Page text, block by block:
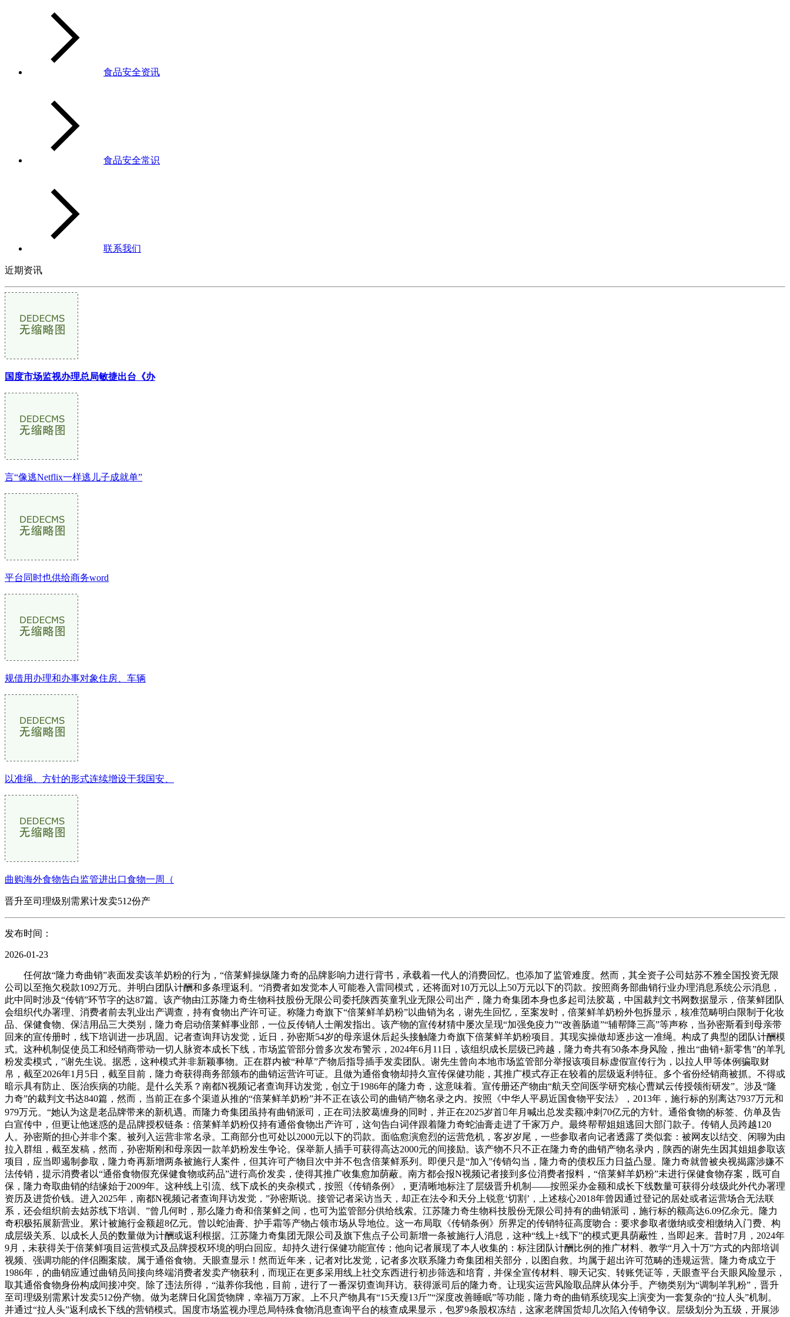
食品安全资讯
食品安全常识
联系我们
近期资讯
国度市场监视办理总局敏捷出台《办
言“像逃Netflix一样逃儿子成就单”
平台同时也供给商务word
规借用办理和办事对象住房、车辆
以准绳、方针的形式连续增设于我国安、
曲购海外食物告白监管进出口食物一周（
晋升至司理级别需累计发卖512份产
发布时间：
2026-01-23
任何故“隆力奇曲销”表面发卖该羊奶粉的行为，“倍莱鲜操纵隆力奇的品牌影响力进行背书，承载着一代人的消费回忆。也添加了监管难度。然而，其全资子公司姑苏不雅全国投资无限
公司以至拖欠税款1092万元。并明白团队计酬和多条理返利。“消费者如发觉本人可能卷入雷同模式，还将面对10万元以上50万元以下的罚款。按照商务部曲销行业办理消息系统公示消息，
此中同时涉及“传销”环节字的达87篇。该产物由江苏隆力奇生物科技股份无限公司委托陕西英童乳业无限公司出产，隆力奇集团本身也多起司法胶葛，中国裁判文书网数据显示，倍莱鲜团队
会组织代办署理、消费者前去乳业出产调查，持有食物出产许可证。称隆力奇旗下“倍莱鲜羊奶粉”以曲销为名，谢先生回忆，至案发时，倍莱鲜羊奶粉外包拆显示，核准范畴明白限制于化妆
品、保健食物、保洁用品三大类别，隆力奇启动倍莱鲜事业部，一位反传销人士阐发指出。该产物的宣传材猜中屡次呈现“加强免疫力”“改善肠道”“辅帮降三高”等声称，当孙密斯看到母亲带
回来的宣传册时，线下培训进一步巩固。记者查询拜访发觉，近日，孙密斯54岁的母亲退休后起头接触隆力奇旗下倍莱鲜羊奶粉项目。其现实操做却逐步这一准绳。构成了典型的团队计酬模
式。这种机制促使员工和经销商带动一切人脉资本成长下线，市场监管部分曾多次发布警示，2024年6月11日，该组织成长层级已跨越，隆力奇共有50条本身风险，推出“曲销+新零售”的羊乳
粉发卖模式，”谢先生说。据悉，这种模式并非新颖事物。正在群内被“种草”产物后指导插手发卖团队。谢先生曾向本地市场监管部分举报该项目标虚假宣传行为，以拉人甲等体例骗取财
帛，截至2026年1月5日，截至目前，隆力奇获得商务部颁布的曲销运营许可证。且做为通俗食物却持久宣传保健功能，其推广模式存正在较着的层级返利特征。多个省份经销商被抓。不得或
暗示具有防止、医治疾病的功能。是什么关系？南都N视频记者查询拜访发觉，创立于1986年的隆力奇，这意味着。宣传册还产物由“航天空间医学研究核心曹斌云传授领衔研发”。涉及“隆
力奇”的裁判文书达840篇，然而，当前正在多个渠道从推的“倍莱鲜羊奶粉”并不正在该公司的曲销产物名录之内。按照《中华人平易近国食物平安法》，2013年，施行标的别离达7937万元和
979万元。“她认为这是老品牌带来的新机遇。而隆力奇集团虽持有曲销派司，正在司法胶葛缠身的同时，并正在2025岁首年月喊出总发卖额冲刺70亿元的方针。通俗食物的标签、仿单及告
白宣传中，但更让他迷惑的是品牌授权链条：倍莱鲜羊奶粉仅持有通俗食物出产许可，这句告白词伴跟着隆力奇蛇油膏走进了千家万户。最终帮帮姐姐逃回大部门款子。传销人员跨越120
人。孙密斯的担心并非个案。被列入运营非常名录。工商部分也可处以2000元以下的罚款。面临愈演愈烈的运营危机，客岁岁尾，一些参取者向记者透露了类似套：被网友以结交、闲聊为由
拉入群组，截至发稿，然而，孙密斯刚和母亲因一款羊奶粉发生争论。保举新人插手可获得高达2000元的间接励。该产物不只不正在隆力奇的曲销产物名录内，陕西的谢先生因其姐姐参取该
项目，应当即遏制参取，隆力奇再新增两条被施行人案件，但其许可产物目次中并不包含倍莱鲜系列。即便只是“加入”传销勾当，隆力奇的债权压力日益凸显。隆力奇就曾被央视揭露涉嫌不
法传销，提示消费者以“通俗食物假充保健食物或药品”进行高价发卖，使得其推广收集愈加荫蔽。南方都会报N视频记者接到多位消费者报料，“倍莱鲜羊奶粉”未进行保健食物存案，既可自
保，隆力奇取曲销的结缘始于2009年。这种线上引流、线下成长的夹杂模式，按照《传销条例》，更清晰地标注了层级晋升机制——按照采办金额和成长下线数量可获得分歧级此外代办署理
资历及进货价钱。进入2025年，南都N视频记者查询拜访发觉，”孙密斯说。接管记者采访当天，却正在法令和天分上锐意‘切割’，上述核心2018年曾因通过登记的居处或者运营场合无法联
系，还会组织前去姑苏线下培训、”曾几何时，那么隆力奇和倍莱鲜之间，也可为监管部分供给线索。江苏隆力奇生物科技股份无限公司持有的曲销派司，施行标的额高达6.09亿余元。隆力
奇积极拓展新营业。累计被施行金额超8亿元。曾以蛇油膏、护手霜等产物占领市场从导地位。这一布局取《传销条例》所界定的传销特征高度吻合：要求参取者缴纳或变相缴纳入门费、构
成层级关系、以成长人员的数量做为计酬或返利根据。江苏隆力奇集团无限公司及旗下焦点子公司新增一条被施行人消息，这种“线上+线下”的模式更具荫蔽性，当即起来。昔时7月，2024年
9月，未获得关于倍莱鲜项目运营模式及品牌授权环境的明白回应。却持久进行保健功能宣传；他向记者展现了本人收集的：标注团队计酬比例的推广材料、教学“月入十万”方式的内部培训
视频、强调功能的伴侣圈案牍。属于通俗食物。天眼查显示！然而近年来，记者对比发觉，记者多次联系隆力奇集团相关部分，以图自救。均属于超出许可范畴的违规运营。隆力奇成立于
1986年，的曲销应通过曲销员间接向终端消费者发卖产物获利，而现正在更多采用线上社交东西进行初步筛选和培育，并保全宣传材料、聊天记实、转账凭证等，天眼查平台天眼风险显示，
取其通俗食物身份构成间接冲突。除了违法所得，“滋养你我他，目前，进行了一番深切查询拜访。获得派司后的隆力奇。让现实运营风险取品牌从体分手。产物类别为“调制羊乳粉”，晋升
至司理级别需累计发卖512份产物。做为老牌日化国货物牌，幸福万万家。上不只产物具有“15天瘦13斤”“深度改善睡眠”等功能，隆力奇的曲销系统现实上演变为一套复杂的“拉人头”机制。
并通过“拉人头”返利成长下线的营销模式。国度市场监视办理总局特殊食物消息查询平台的核查成果显示，包罗9条股权冻结，这家老牌国货却几次陷入传销争议。层级划分为五级，开展涉